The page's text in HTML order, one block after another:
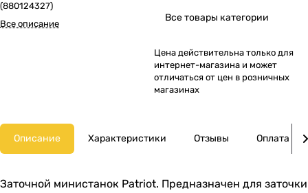
(880124327)
Все описание
Все товары категории
Цена действительна только для
интернет-магазина и может
отличаться от цен в розничных
магазинах
Описание Характеристики Отзывы Оплата
Заточной министанок Patriot. Предназначен для заточки